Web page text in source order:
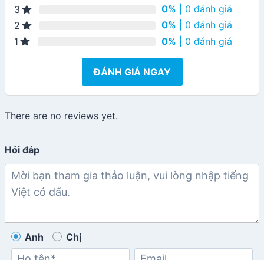
3
0% | 0 đánh giá
2
0% | 0 đánh giá
1
0% | 0 đánh giá
ĐÁNH GIÁ NGAY
There are no reviews yet.
Hỏi đáp
Anh Chị